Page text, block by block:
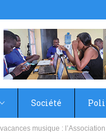
Société
de la Russie rénove les